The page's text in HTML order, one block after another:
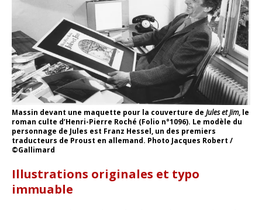
Massin devant une maquette pour la couverture de Jules et Jim, le
roman culte d’Henri-Pierre Roché (Folio n°1096). Le modèle du
personnage de Jules est Franz Hessel, un des premiers
traducteurs de Proust en allemand. Photo Jacques Robert /
©Gallimard
Illustrations originales et typo
immuable